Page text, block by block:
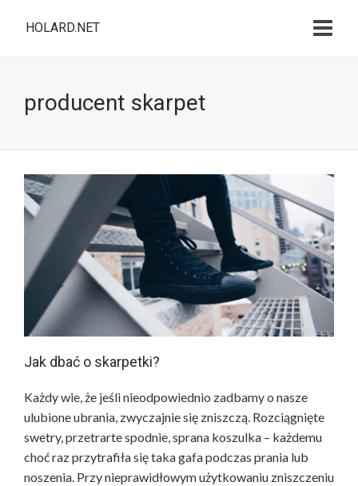
HOLARD.NET
producent skarpet
Jak dbać o skarpetki?
Każdy wie, że jeśli nieodpowiednio zadbamy o nasze
ulubione ubrania, zwyczajnie się zniszczą. Rozciągnięte
swetry, przetrarte spodnie, sprana koszulka – każdemu
choć raz przytrafiła się taka gafa podczas prania lub
noszenia. Przy nieprawidłowym użytkowaniu zniszczeniu